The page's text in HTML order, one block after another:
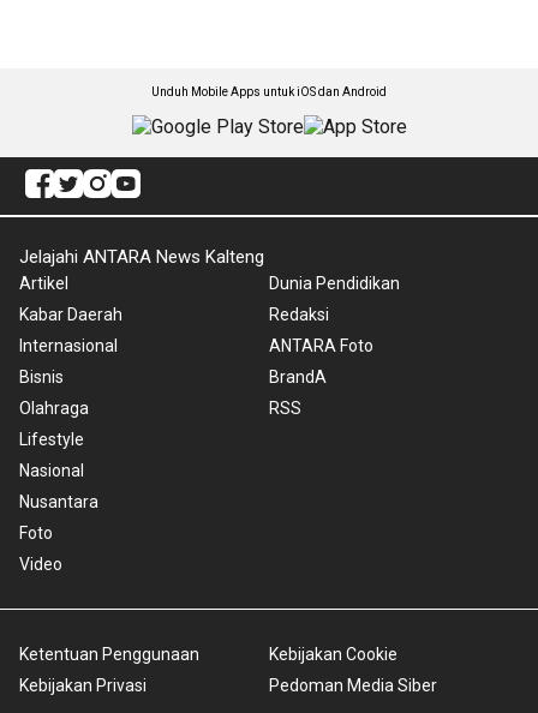
Unduh Mobile Apps untuk iOS dan Android
Jelajahi ANTARA News Kalteng
Artikel
Kabar Daerah
Internasional
Bisnis
Olahraga
Lifestyle
Nasional
Nusantara
Foto
Video
Dunia Pendidikan
Redaksi
ANTARA Foto
BrandA
RSS
Ketentuan Penggunaan
Kebijakan Privasi
Kebijakan Cookie
Pedoman Media Siber